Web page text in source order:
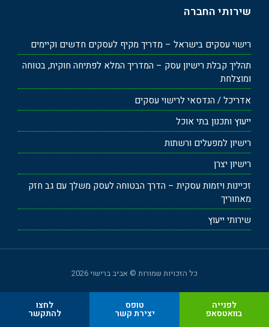
שירותי החברה
רישוי עסקים בישראל – מדריך מקיף לעסקים חדשים וקיימים
תהליך קבלת רישיון עסק – המדריך המלא לפתיחה חוקית, בטוחה
ומוצלחת
אדריכל / הנדסאי לרישוי עסקים
ייעוץ ותכנון בתי אוכל
רישיון למפעלים ורשתות
רישיון יצרן
זכיינות ויזמות עסקית – הדרך הבטוחה לעסק משלך עם גב חזק
מאחוריך
שירותי ייעוץ
כל הזכויות שמורות © אביב ברישוי 2026
לפנייה
בוואטסאפ
טופס
יצירת קשר
לחצו
להתקשר